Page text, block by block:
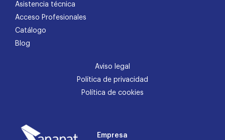
Asistencia técnica
Acceso Profesionales
Catálogo
Blog
Aviso legal
Política de privacidad
Política de cookies
Empresa